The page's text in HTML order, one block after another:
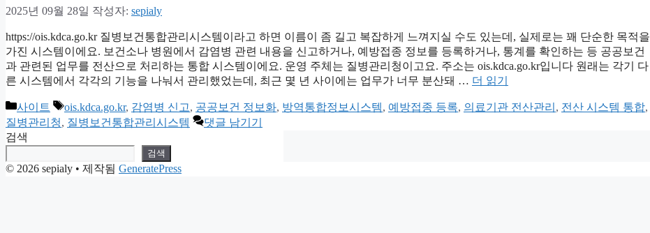
2025년 09월 28일 작성자: sepialy
https://ois.kdca.go.kr 질병보건통합관리시스템이라고 하면 이름이 좀 길고 복잡하게 느껴지실 수도 있는데, 실제로는 꽤 단순한 목적을
가진 시스템이에요. 보건소나 병원에서 감염병 관련 내용을 신고하거나, 예방접종 정보를 등록하거나, 통계를 확인하는 등 공공보건
과 관련된 업무를 전산으로 처리하는 통합 시스템이에요. 운영 주체는 질병관리청이고요. 주소는 ois.kdca.go.kr입니다 원래는 각기 다
른 시스템에서 각각의 기능을 나눠서 관리했었는데, 최근 몇 년 사이에는 업무가 너무 분산돼 … 더 읽기
카
테
고
리
사이트
태
그
ois.kdca.go.kr, 감염병 신고, 공공보건 정보화, 방역통합정보시스템, 예방접종 등록, 의료기관 전산관리 , 전산 시스템 통합,
질병관리청, 질병보건통합관리시스템
댓글 남기기
검색
검색
© 2026 sepialy • 제작됨 GeneratePress